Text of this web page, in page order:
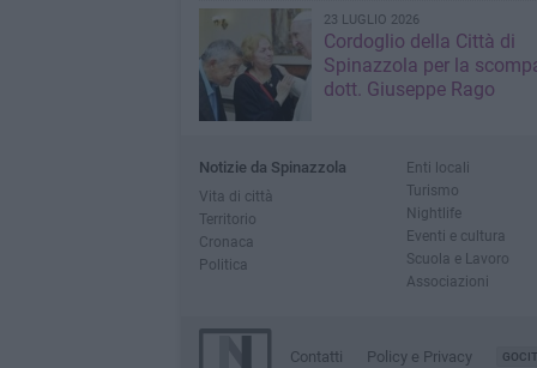
23 LUGLIO 2026
Cordoglio della Città di
Spinazzola per la
dott. Giuseppe Rago
Notizie da Spinazzola
Vita di città
Territorio
Cronaca
Politica
Enti locali
Turismo
Nightlife
Eventi e cultura
Scuola e Lavoro
Associazioni
Contatti Policy e Privacy